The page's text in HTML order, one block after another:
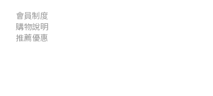
會員制度
購物說明
推薦優惠